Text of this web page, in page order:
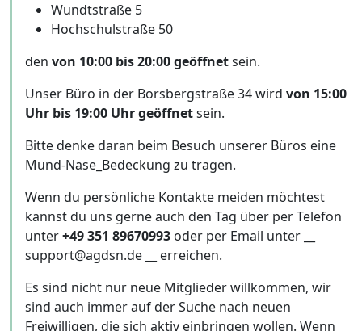
Wundtstraße 5
Hochschulstraße 50
den von 10:00 bis 20:00 geöffnetsein.
Unser Büro in der Borsbergstraße 34 wird von 15:00
Uhr bis 19:00 Uhr geöffnetsein.
Bitte denke daran beim Besuch unserer Büros eine
Mund-Nase_Bedeckung zu tragen.
Wenn du persönliche Kontakte meiden möchtest
kannst du uns gerne auch den Tag über per Telefon
unter+49 351 89670993 oder per Email unter __
support@agdsn.de __ erreichen.
Es sind nicht nur neue Mitglieder willkommen, wir
sind auch immer auf der Suche nach neuen
Freiwilligen, die sich aktiv einbringen wollen. Wenn